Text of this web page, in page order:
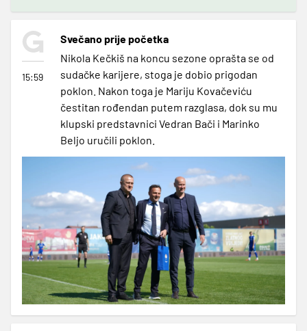
15:59
Svečano prije početka
Nikola Kečkiš na koncu sezone oprašta se od
sudačke karijere, stoga je dobio prigodan
poklon. Nakon toga je Mariju Kovačeviću
čestitan rođendan putem razglasa, dok su mu
klupski predstavnici Vedran Bači i Marinko
Beljo uručili poklon.